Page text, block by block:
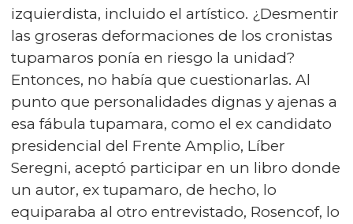
izquierdista, incluido el artístico. ¿Desmentir
las groseras deformaciones de los cronistas
tupamaros ponía en riesgo la unidad?
Entonces, no había que cuestionarlas. Al
punto que personalidades dignas y ajenas a
esa fábula tupamara, como el ex candidato
presidencial del Frente Amplio, Líber
Seregni, aceptó participar en un libro donde
un autor, ex tupamaro, de hecho, lo
equiparaba al otro entrevistado, Rosencof, lo